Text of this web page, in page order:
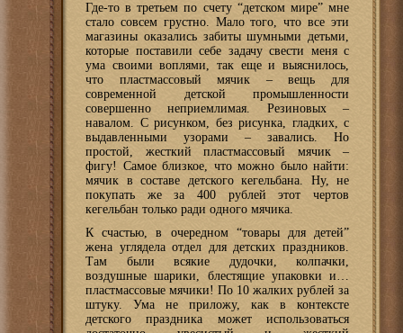
Где-то в третьем по счету “детском мире” мне
стало совсем грустно. Мало того, что все эти
магазины оказались забиты шумными детьми,
которые поставили себе задачу свести меня с
ума своими воплями, так еще и выяснилось,
что пластмассовый мячик – вещь для
современной детской промышленности
совершенно неприемлимая. Резиновых –
навалом. С рисунком, без рисунка, гладких, с
выдавленными узорами – завались. Но
простой, жесткий пластмассовый мячик –
фигу! Самое близкое, что можно было найти:
мячик в составе детского кегельбана. Ну, не
покупать же за 400 рублей этот чертов
кегельбан только ради одного мячика.
К счастью, в очередном “товары для детей”
жена углядела отдел для детских праздников.
Там были всякие дудочки, колпачки,
воздушные шарики, блестящие упаковки и…
пластмассовые мячики! По 10 жалких рублей за
штуку. Ума не приложу, как в контексте
детского праздника может использоваться